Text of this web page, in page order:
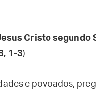
Cristo segundo
1-3)
e povoados,